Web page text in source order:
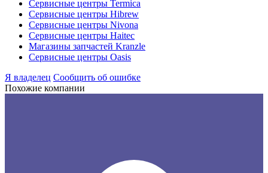
Сервисные центры Termica
Сервисные центры Hibrew
Сервисные центры Nivona
Сервисные центры Haitec
Магазины запчастей Kranzle
Сервисные центры Oasis
Я владелец Сообщить об ошибке
Похожие компании